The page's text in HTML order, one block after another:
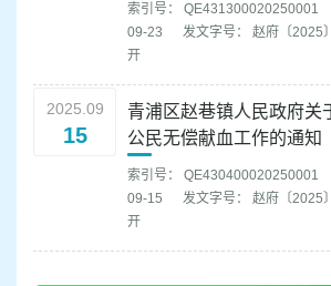
索引号： QE431300020250001
09-23
发文字号： 赵府〔2025
开
2025.09
15
青浦区赵巷镇人民政府关
公民无偿献血工作的通知
索引号： QE430400020250001
09-15
发文字号： 赵府〔2025
开